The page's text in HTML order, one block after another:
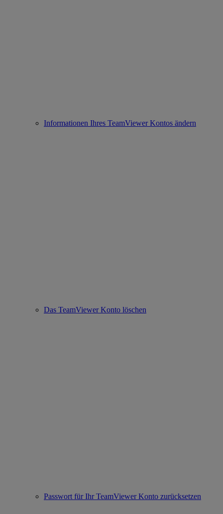
Informationen Ihres TeamViewer Kontos ändern
Das TeamViewer Konto löschen
Passwort für Ihr TeamViewer Konto zurücksetzen